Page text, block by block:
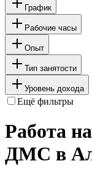
График
Рабочие часы
Опыт
Тип занятости
Уровень дохода
Ещё фильтры
Работа
ДМС в